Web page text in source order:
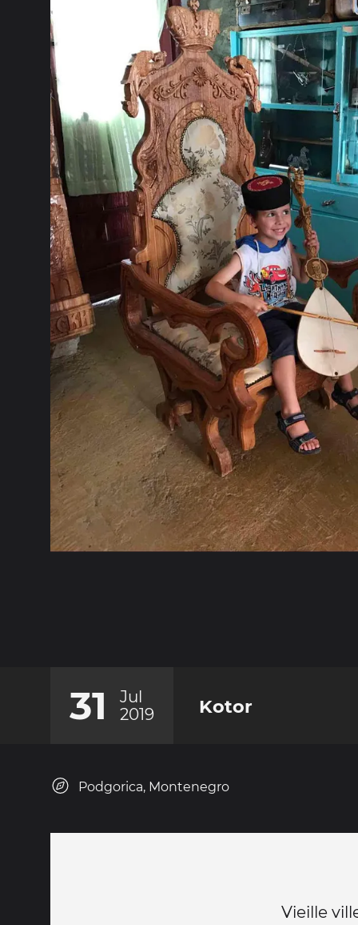
31
Jul
2019
Kotor
Podgorica, Montenegro
Vieille